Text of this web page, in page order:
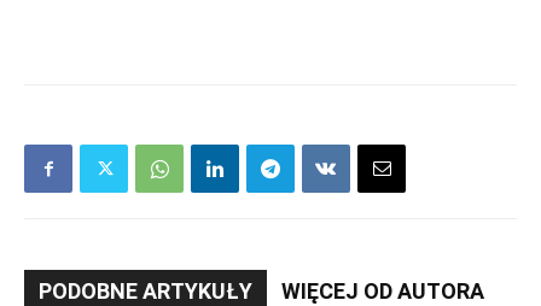
PODOBNE ARTYKUŁY WIĘCEJ OD AUTORA